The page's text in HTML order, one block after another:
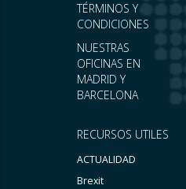
RECURSOS UTILES
ACTUALIDAD
Brexit
TÉRMINOS Y
CONDICIONES
NUESTRAS
OFICINAS EN
MADRID Y
BARCELONA